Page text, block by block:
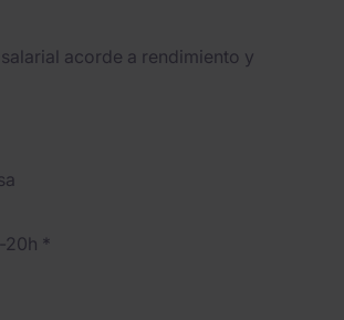
acorde a rendimiento y
20h *